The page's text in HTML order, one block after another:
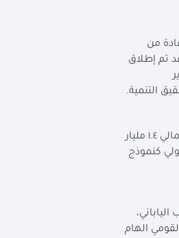
من
تم إطلاق
التنمية.
وأشارت إلى برنامج تكافل وكرامة، الممول من البنك الدولي الذي يتم تنفيذه بنجاح علي مدار ٩ سنوات بتمويلات ميسرة بإجمالي ١.٤ مليار
البنك الدولي كنموذج
الهام